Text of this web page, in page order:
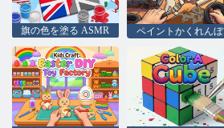
旗の色を塗る ASMR ペイントかくれんぼ